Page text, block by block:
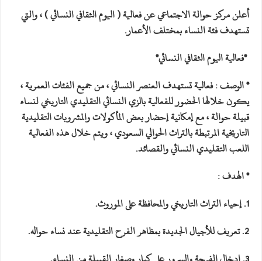
أعلن مركز حوالة الاجتماعي عن فعالية ( اليوم الثقافي النسائي ) ، والتي
تستهدف فئة النساء بمختلف الأعمار.
*فعالية اليوم الثقافي النسائي*
* الوصف : فعالية تستهدف العنصر النسائي ، من جميع الفئات العمرية ،
يكون خلالها الحضور للفعالية بالزي النسائي التقليدي التاريخي لنساء
قبيلة حوالة ، مع إمكانية إحضار بعض المأكولات والمشروبات التقليدية
التاريخية المرتبطة بالتراث الحوالي السعودي ، ويتم خلال هذه الفعالية
اللعب التقليدي النسائي والقصائد.
* الهدف :
1. إحياء التراث التاريخي والمحافظة على الموروث.
2. تعريف للأجيال الجديدة بمظاهر الفرح التقليدية عند نساء حواله.